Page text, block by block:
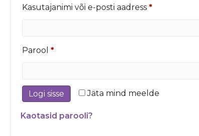
Kasutajanimi või e-posti aadress *Nõutud
Parool *Nõutud
Jäta mind meelde
Logi sisse
Kaotasid parooli?